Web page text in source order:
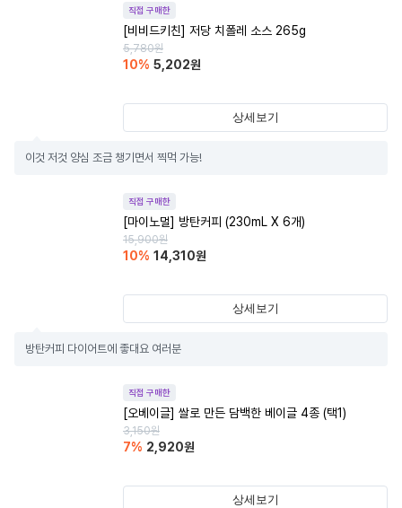
직접 구매한
[비비드키친] 저당 치폴레 소스 265g
5,780원
10% 5,202원
상세보기
이것 저것 양심 조금 챙기면서 찍먹 가능!
직접 구매한
[마이노멀] 방탄커피 (230mL X 6개)
15,900원
10% 14,310원
상세보기
방탄커피 다이어트에 좋대요 여러분
직접 구매한
[오베이글] 쌀로 만든 담백한 베이글 4종 (택1)
3,150원
7% 2,920원
상세보기